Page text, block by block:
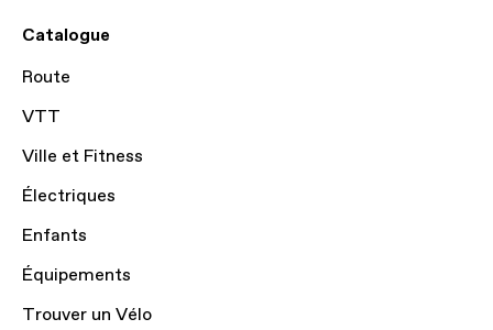
Catalogue
Route
VTT
Ville et Fitness
Électriques
Enfants
Équipements
Trouver un Vélo